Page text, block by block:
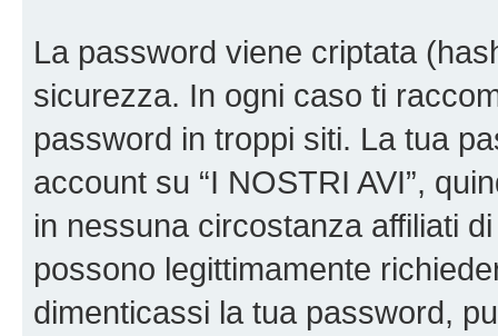
La password viene criptata
sicurezza. In ogni caso ti
password in troppi siti. La tua
account su “I NOSTRI AVI”,
in nessuna circostanza affiliati
possono legittimamente
dimenticassi la tua password,